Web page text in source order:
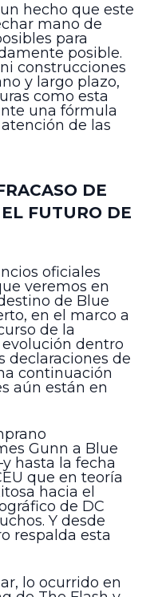
hecho que este
mano de
para
posible.
construcciones
y largo plazo,
como esta
una fórmula
de las
DE
FUTURO DE
oficiales
veremos en
de Blue
en el marco a
de la
dentro
declaraciones de
continuación
aún están en
Gunn a Blue
hasta la fecha
que en teoría
hacia el
de DC
Y desde
respalda esta
lo ocurrido en